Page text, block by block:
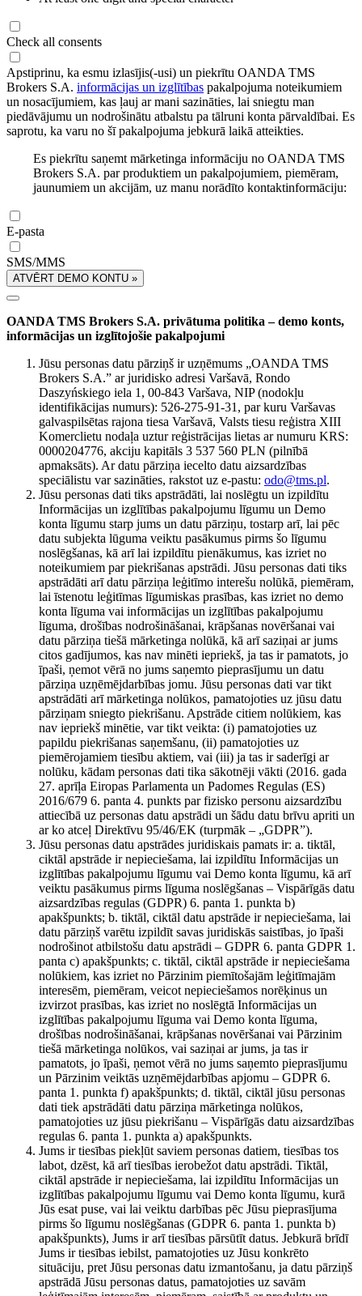
Check all consents
Apstiprinu, ka esmu izlasījis(-usi) un piekrītu OANDA TMS
Brokers S.A. informācijas un izglītības pakalpojuma noteikumiem
un nosacījumiem, kas ļauj ar mani sazināties, lai sniegtu man
piedāvājumu un nodrošinātu atbalstu pa tālruni konta pārvaldībai. Es
saprotu, ka varu no šī pakalpojuma jebkurā laikā atteikties.
Es piekrītu saņemt mārketinga informāciju no OANDA TMS
Brokers S.A. par produktiem un pakalpojumiem, piemēram,
jaunumiem un akcijām, uz manu norādīto kontaktinformāciju:
E-pasta
SMS/MMS
ATVĒRT DEMO KONTU »
OANDA TMS Brokers S.A. privātuma politika – demo konts,
informācijas un izglītojošie pakalpojumi
Jūsu personas datu pārziņš ir uzņēmums „OANDA TMS
Brokers S.A.” ar juridisko adresi Varšavā, Rondo
Daszyńskiego iela 1, 00-843 Varšava, NIP (nodokļu
identifikācijas numurs): 526-275-91-31, par kuru Varšavas
galvaspilsētas rajona tiesa Varšavā, Valsts tiesu reģistra XIII
Komerclietu nodaļa uztur reģistrācijas lietas ar numuru KRS:
0000204776, akciju kapitāls 3 537 560 PLN (pilnībā
apmaksāts). Ar datu pārziņa iecelto datu aizsardzības
speciālistu var sazināties, rakstot uz e-pastu: odo@tms.pl.
Jūsu personas dati tiks apstrādāti, lai noslēgtu un izpildītu
Informācijas un izglītības pakalpojumu līgumu un Demo
konta līgumu starp jums un datu pārziņu, tostarp arī, lai pēc
datu subjekta lūguma veiktu pasākumus pirms šo līgumu
noslēgšanas, kā arī lai izpildītu pienākumus, kas izriet no
noteikumiem par piekrišanas apstrādi. Jūsu personas dati tiks
apstrādāti arī datu pārziņa leģitīmo interešu nolūkā, piemēram,
lai īstenotu leģitīmas līgumiskas prasības, kas izriet no demo
konta līguma vai informācijas un izglītības pakalpojumu
līguma, drošības nodrošināšanai, krāpšanas novēršanai vai
datu pārziņa tiešā mārketinga nolūkā, kā arī saziņai ar jums
citos gadījumos, kas nav minēti iepriekš, ja tas ir pamatots, jo
īpaši, ņemot vērā no jums saņemto pieprasījumu un datu
pārziņa uzņēmējdarbības jomu. Jūsu personas dati var tikt
apstrādāti arī mārketinga nolūkos, pamatojoties uz jūsu datu
pārziņam sniegto piekrišanu. Apstrāde citiem nolūkiem, kas
nav iepriekš minētie, var tikt veikta: (i) pamatojoties uz
papildu piekrišanas saņemšanu, (ii) pamatojoties uz
piemērojamiem tiesību aktiem, vai (iii) ja tas ir saderīgi ar
nolūku, kādam personas dati tika sākotnēji vākti (2016. gada
27. aprīļa Eiropas Parlamenta un Padomes Regulas (ES)
2016/679 6. panta 4. punkts par fizisko personu aizsardzību
attiecībā uz personas datu apstrādi un šādu datu brīvu apriti un
ar ko atceļ Direktīvu 95/46/EK (turpmāk – „GDPR”).
Jūsu personas datu apstrādes juridiskais pamats ir: a. tiktāl,
ciktāl apstrāde ir nepieciešama, lai izpildītu Informācijas un
izglītības pakalpojumu līgumu vai Demo konta līgumu, kā arī
veiktu pasākumus pirms līguma noslēgšanas – Vispārīgās datu
aizsardzības regulas (GDPR) 6. panta 1. punkta b)
apakšpunkts; b. tiktāl, ciktāl datu apstrāde ir nepieciešama, lai
datu pārziņš varētu izpildīt savas juridiskās saistības, jo īpaši
nodrošinot atbilstošu datu apstrādi – GDPR 6. panta GDPR 1.
panta c) apakšpunkts; c. tiktāl, ciktāl apstrāde ir nepieciešama
nolūkiem, kas izriet no Pārzinim piemītošajām leģitīmajām
interesēm, piemēram, veicot nepieciešamos norēķinus un
izvirzot prasības, kas izriet no noslēgtā Informācijas un
izglītības pakalpojumu līguma vai Demo konta līguma,
drošības nodrošināšanai, krāpšanas novēršanai vai Pārzinim
tiešā mārketinga nolūkos, vai saziņai ar jums, ja tas ir
pamatots, jo īpaši, ņemot vērā no jums saņemto pieprasījumu
un Pārzinim veiktās uzņēmējdarbības apjomu – GDPR 6.
panta 1. punkta f) apakšpunkts; d. tiktāl, ciktāl jūsu personas
dati tiek apstrādāti datu pārziņa mārketinga nolūkos,
pamatojoties uz jūsu piekrišanu – Vispārīgās datu aizsardzības
regulas 6. panta 1. punkta a) apakšpunkts.
Jums ir tiesības piekļūt saviem personas datiem, tiesības tos
labot, dzēst, kā arī tiesības ierobežot datu apstrādi. Tiktāl,
ciktāl apstrāde ir nepieciešama, lai izpildītu Informācijas un
izglītības pakalpojumu līgumu vai Demo konta līgumu, kurā
Jūs esat puse, vai lai veiktu darbības pēc Jūsu pieprasījuma
pirms šo līgumu noslēgšanas (GDPR 6. panta 1. punkta b)
apakšpunkts), Jums ir arī tiesības pārsūtīt datus. Jebkurā brīdī
Jums ir tiesības iebilst, pamatojoties uz Jūsu konkrēto
situāciju, pret Jūsu personas datu izmantošanu, ja datu pārziņš
apstrādā Jūsu personas datus, pamatojoties uz savām